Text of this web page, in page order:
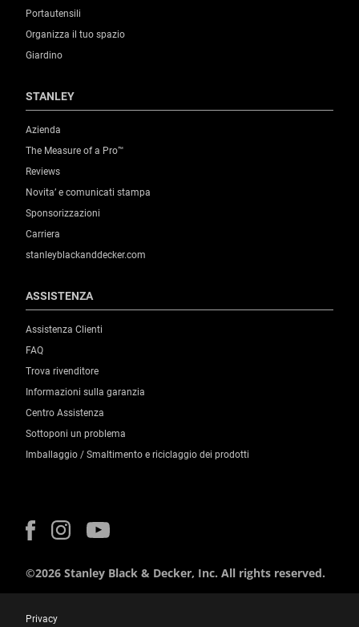
Portautensili
Organizza il tuo spazio
Giardino
STANLEY
Azienda
The Measure of a Pro™
Reviews
Novita’ e comunicati stampa
Sponsorizzazioni
Carriera
stanleyblackanddecker.com
ASSISTENZA
Assistenza Clienti
FAQ
Trova rivenditore
Informazioni sulla garanzia
Centro Assistenza
Sottoponi un problema
Imballaggio / Smaltimento e riciclaggio dei prodotti
©2026 Stanley Black & Decker, Inc. All rights reserved.
Privacy